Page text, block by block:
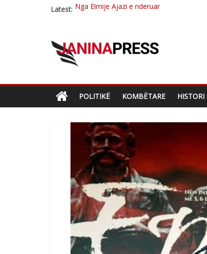
Latest: Brahim Çekaj njē veprimtar i respektuar i
Çlirimtari Agron Gërvalla me takime
Mimoza Gjoni artiste e mirëfilltë e
POLITIKË KOMBËTARE HISTORI